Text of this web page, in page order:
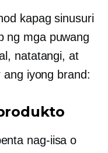
kapag sinusuri
ng mga puwang
natatangi, at
iyong brand:
nag-iisa o